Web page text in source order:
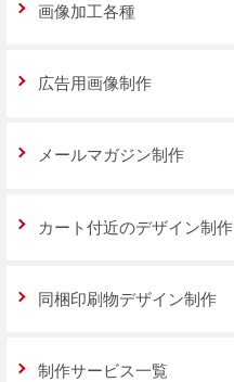
画像加工各種
広告用画像制作
メールマガジン制作
カート付近のデザイン制作
同梱印刷物デザイン制作
制作サービス一覧